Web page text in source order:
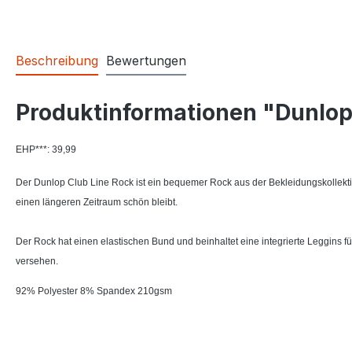
Beschreibung Bewertungen
Produktinformationen
EHP***: 39,99
Der Dunlop Club Line Rock ist ein bequemer Rock aus der
einen längeren Zeitraum schön bleibt.
Der Rock hat einen elastischen Bund und beinhaltet eine integrierte Leggins
versehen.
92% Polyester 8% Spandex 210gsm